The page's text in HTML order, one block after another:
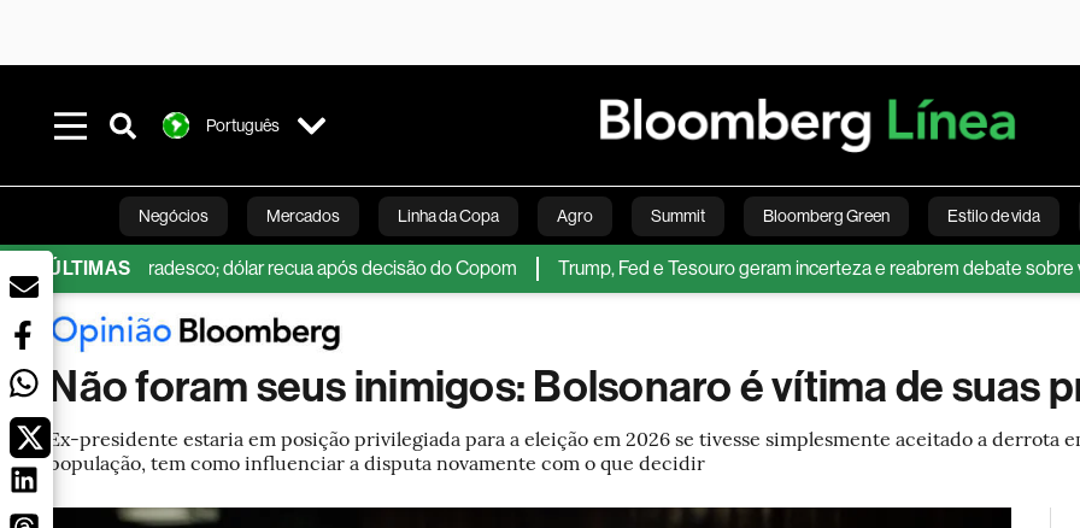
Português
Negócios Mercados Linha da Copa Agro Summit Bloomberg Green Estilo de vida
Línea Studios Podcasts Inovação Finanças pessoais Viagens Internacional Brasil
ÚLTIMAS
e Bradesco; dólar recua após decisão do Copom Trump, Fed e Tesouro geram incerteza e reabrem debate sobre vendas
Não foram seus inimigos: Bolsonaro é vítima de suas
Ex-presidente estaria em posição privilegiada para a eleição em 2026 se tivesse simplesmente aceitado a derrota
população, tem como influenciar a disputa novamente com o que decidir